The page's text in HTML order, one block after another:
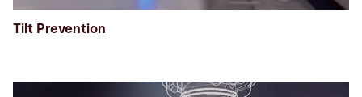
Tilt Prevention